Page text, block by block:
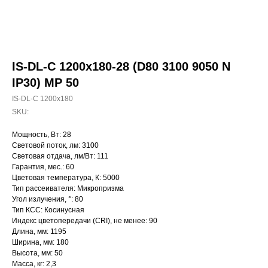
IS-DL-C 1200x180-28 (D80 3100 9050 N
IP30) MP 50
IS-DL-C 1200x180
SKU:
Мощность, Вт: 28
Световой поток, лм: 3100
Световая отдача, лм/Вт: 111
Гарантия, мес.: 60
Цветовая температура, К: 5000
Тип рассеивателя: Микропризма
Угол излучения, °: 80
Тип КСС: Косинусная
Индекс цветопередачи (CRI), не менее: 90
Длина, мм: 1195
Ширина, мм: 180
Высота, мм: 50
Масса, кг: 2,3